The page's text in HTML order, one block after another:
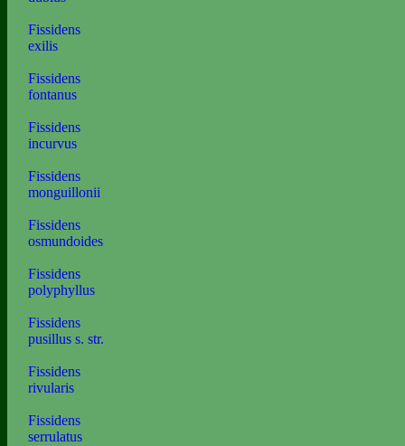
Fissidens
exilis
Fissidens
fontanus
Fissidens
incurvus
Fissidens
monguillonii
Fissidens
osmundoides
Fissidens
polyphyllus
Fissidens
pusillus s. str.
Fissidens
rivularis
Fissidens
serrulatus